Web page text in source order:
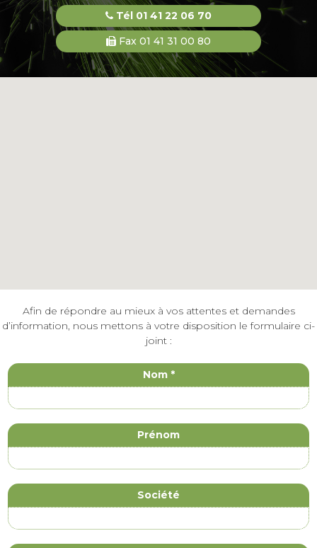
Tél 01 41 22 06 70
Fax 01 41 31 00 80
Afin de répondre au mieux à vos attentes et demandes
d’information, nous mettons à votre disposition le formulaire ci-
joint :
Contact
If
you
are
leave
this
field
Nom *
Prénom
Société